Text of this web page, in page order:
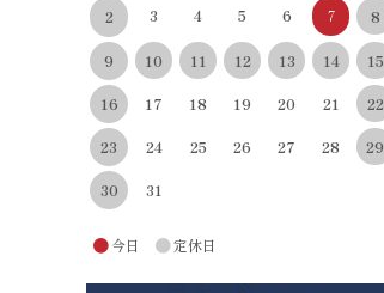
2 3 4 5 6 7 8
9 10 11 12 13 14 15
16 17 18 19 20 21 22
23 24 25 26 27 28 29
30 31
●今日 ●定休日